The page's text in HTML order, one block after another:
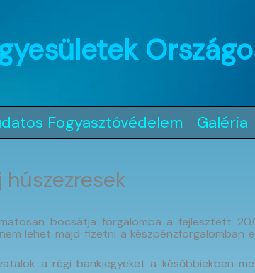
Fogyasztóvédelem Galéria
bocsátja forgalomba a fejlesztett
lehet majd fizetni a
a régi bankjegyeket a későbbiekben